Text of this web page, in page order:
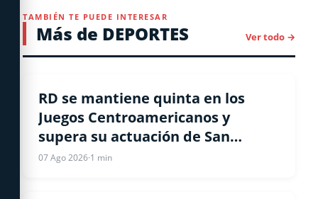
TAMBIÉN TE PUEDE INTERESAR
Más de DEPORTES Ver todo →
RD se mantiene quinta en los
Juegos Centroamericanos y
supera su actuación de San
Salvador 2023
07 Ago 2026·1 min